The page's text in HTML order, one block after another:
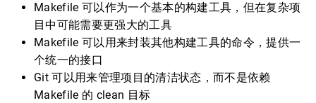
Makefile 可以作为一个基本的构建工具，但在复杂项
目中可能需要更强大的工具
Makefile 可以用来封装其他构建工具的命令，提供一
个统一的接口
Git 可以用来管理项目的清洁状态，而不是依赖
Makefile 的 clean 目标